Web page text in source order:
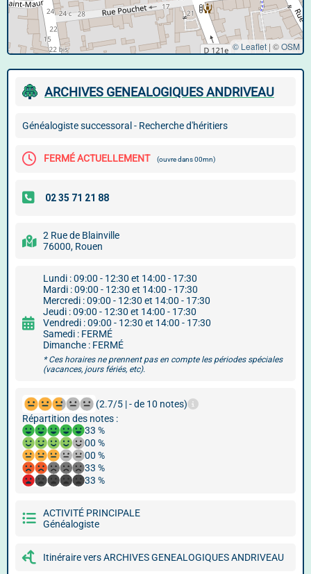
© Leaflet | ©OSM
ARCHIVES GENEALOGIQUES ANDRIVEAU
Généalogiste successoral - Recherche d'héritiers
FERMÉ ACTUELLEMENT (ouvre dans 00mn)
2 Rue de Blainville
76000, Rouen
Lundi : 09:00 - 12:30 et 14:00 - 17:30
Mardi : 09:00 - 12:30 et 14:00 - 17:30
Mercredi : 09:00 - 12:30 et 14:00 - 17:30
Jeudi : 09:00 - 12:30 et 14:00 - 17:30
Vendredi : 09:00 - 12:30 et 14:00 - 17:30
Samedi : FERMÉ
Dimanche : FERMÉ
* Ces horaires ne prennent pas en compte les périodes spéciales
(vacances, jours fériés, etc).
(2.7/5 | - de 10 notes)
Répartition des notes :
33 %
00 %
00 %
33 %
33 %
ACTIVITÉ PRINCIPALE
Généalogiste
Itinéraire vers ARCHIVES GENEALOGIQUES ANDRIVEAU